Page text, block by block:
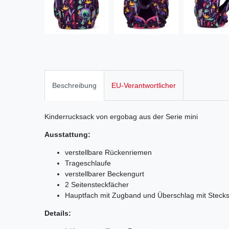
Beschreibung EU-Verantwortlicher
Kinderrucksack von ergobag aus der Serie mini
Ausstattung:
verstellbare Rückenriemen
Trageschlaufe
verstellbarer Beckengurt
2 Seitensteckfächer
Hauptfach mit Zugband und Überschlag mit
Details: